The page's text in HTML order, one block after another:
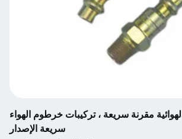
0.5 بوصة NPT الهوائية مقرنة سريعة ، تركيبات خرطوم الهواء
سريعة الإصدار